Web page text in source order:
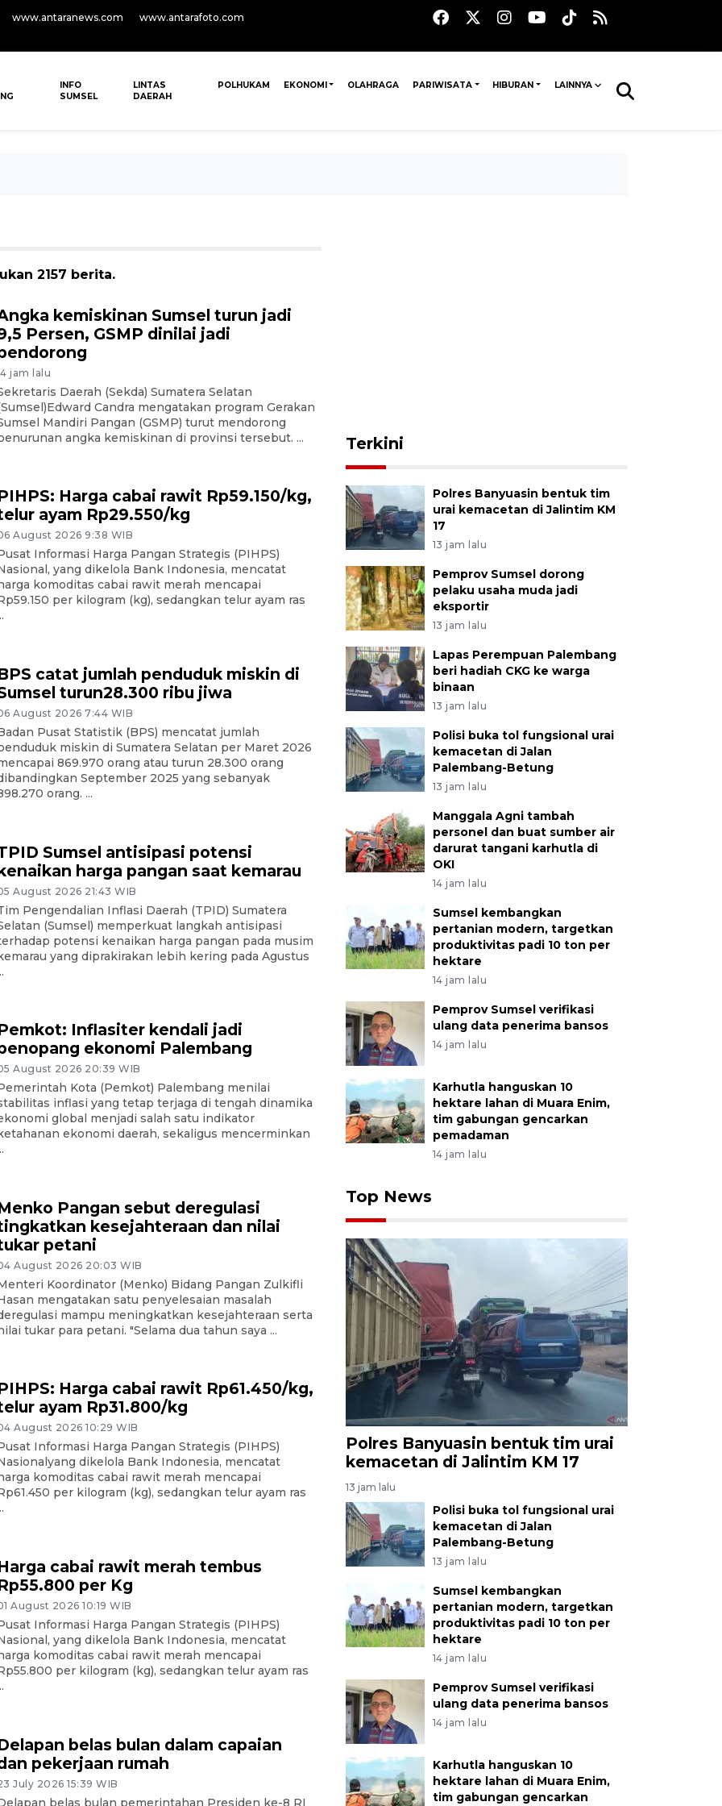
www.antaranews.com www.antarafoto.com
INFO
SUMSEL
LINTAS
DAERAH
POLHUKAM EKONOMI OLAHRAGA PARIWISATA HIBURAN LAINNYA
2157 berita.
kemiskinan Sumsel turun jadi
Persen, GSMP dinilai jadi
jam lalu
Daerah (Sekda) Sumatera Selatan
Candra mengatakan program Gerakan
Mandiri Pangan (GSMP) turut mendorong
angka kemiskinan di provinsi tersebut. ...
Harga cabai rawit Rp59.150/kg,
ayam Rp29.550/kg
August 2026 9:38 WIB
Informasi Harga Pangan Strategis (PIHPS)
yang dikelola Bank Indonesia, mencatat
komoditas cabai rawit merah mencapai
per kilogram (kg), sedangkan telur ayam ras
catat jumlah penduduk miskin di
turun28.300 ribu jiwa
August 2026 7:44 WIB
Pusat Statistik (BPS) mencatat jumlah
miskin di Sumatera Selatan per Maret 2026
869.970 orang atau turun 28.300 orang
September 2025 yang sebanyak
orang. ...
Sumsel antisipasi potensi
harga pangan saat kemarau
August 2026 21:43 WIB
Pengendalian Inflasi Daerah (TPID) Sumatera
(Sumsel) memperkuat langkah antisipasi
potensi kenaikan harga pangan pada musim
yang diprakirakan lebih kering pada Agustus
Inflasiter kendali jadi
ekonomi Palembang
August 2026 20:39 WIB
Kota (Pemkot) Palembang menilai
inflasi yang tetap terjaga di tengah dinamika
global menjadi salah satu indikator
ekonomi daerah, sekaligus mencerminkan
Pangan sebut deregulasi
kesejahteraan dan nilai
petani
August 2026 20:03 WIB
Koordinator (Menko) Bidang Pangan Zulkifli
mengatakan satu penyelesaian masalah
mampu meningkatkan kesejahteraan serta
tukar para petani. "Selama dua tahun saya ...
Harga cabai rawit Rp61.450/kg,
ayam Rp31.800/kg
August 2026 10:29 WIB
Informasi Harga Pangan Strategis (PIHPS)
dikelola Bank Indonesia, mencatat
komoditas cabai rawit merah mencapai
per kilogram (kg), sedangkan telur ayam ras
cabai rawit merah tembus
per Kg
August 2026 10:19 WIB
Informasi Harga Pangan Strategis (PIHPS)
yang dikelola Bank Indonesia, mencatat
komoditas cabai rawit merah mencapai
per kilogram (kg), sedangkan telur ayam ras
belas bulan dalam capaian
pekerjaan rumah
July 2026 15:39 WIB
belas bulan pemerintahan Presiden ke-8 RI
Terkini
Polres Banyuasin bentuk tim
urai kemacetan di Jalintim KM
17
13 jam lalu
Pemprov Sumsel dorong
pelaku usaha muda jadi
eksportir
13 jam lalu
Lapas Perempuan Palembang
beri hadiah CKG ke warga
binaan
13 jam lalu
Polisi buka tol fungsional urai
kemacetan di Jalan
Palembang-Betung
13 jam lalu
Manggala Agni tambah
personel dan buat sumber air
darurat tangani karhutla di
OKI
14 jam lalu
Sumsel kembangkan
pertanian modern, targetkan
produktivitas padi 10 ton per
hektare
14 jam lalu
Pemprov Sumsel verifikasi
ulang data penerima bansos
14 jam lalu
Karhutla hanguskan 10
hektare lahan di Muara Enim,
tim gabungan gencarkan
pemadaman
14 jam lalu
Top News
Polres Banyuasin bentuk tim urai
kemacetan di Jalintim KM 17
13 jam lalu
Polisi buka tol fungsional urai
kemacetan di Jalan
Palembang-Betung
13 jam lalu
Sumsel kembangkan
pertanian modern, targetkan
produktivitas padi 10 ton per
hektare
14 jam lalu
Pemprov Sumsel verifikasi
ulang data penerima bansos
14 jam lalu
Karhutla hanguskan 10
hektare lahan di Muara Enim,
tim gabungan gencarkan